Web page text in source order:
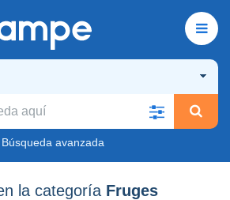
Búsqueda avanzada
la categoría Fruges